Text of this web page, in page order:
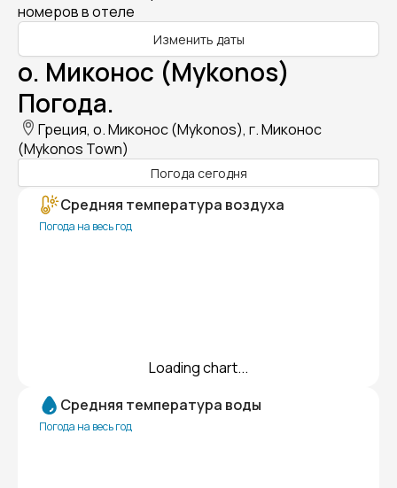
номеров в отеле
Изменить даты
о. Миконос (Mykonos)
Погода.
Греция, о. Миконос (Mykonos), г. Миконос
(Mykonos Town)
Погода сегодня
Средняя температура воздуха
Погода на весь год
Loading chart...
Средняя температура воды
Погода на весь год